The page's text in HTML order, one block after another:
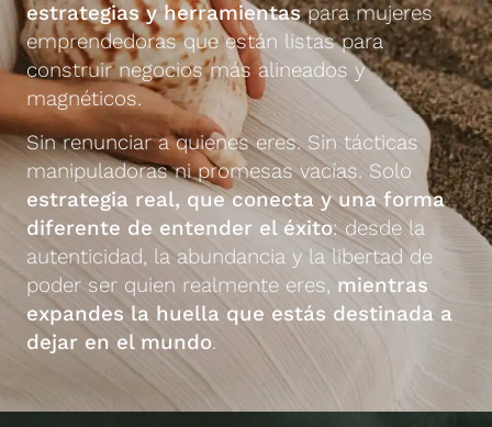
estrategias y herramientaspara mujeres
emprendedoras que están listas para
construir negocios más alineados y
magnéticos.
Sin renunciar a quienes eres. Sin tácticas
manipuladoras ni promesas vacías. Solo
estrategia real, que conecta y una forma
diferente de entender el éxito: desde la
autenticidad, la abundancia y la libertad de
poder ser quien realmente eres, mientras
expandes la huella que estás destinada a
dejar en el mundo.